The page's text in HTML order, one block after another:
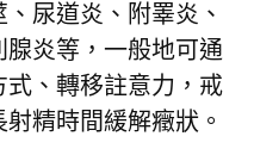
尿道炎、附睪炎、
炎等，一般地可通
、轉移註意力，戒
精時間緩解癥狀。